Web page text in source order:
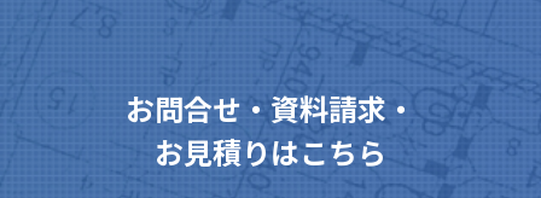
お問合せ・資料請求・
お見積りはこちら